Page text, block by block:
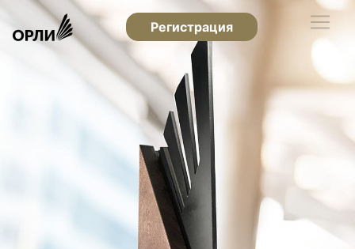
Регистрация